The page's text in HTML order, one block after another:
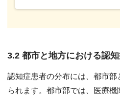
3.2 都市と地方における認
認知症患者の分布には、都市
られます。都市部では、医療